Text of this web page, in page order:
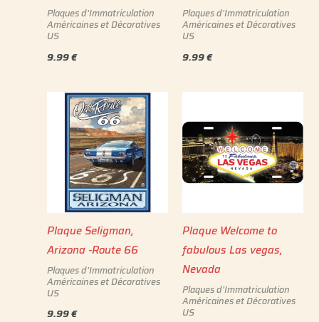
Plaques d'Immatriculation
Américaines et Décoratives
US
9.99€
Plaques d'Immatriculation
Américaines et Décoratives
US
9.99€
Plaque Seligman,
Arizona -Route 66
Plaques d'Immatriculation
Américaines et Décoratives
US
9.99€
Plaque Welcome to
fabulous Las vegas,
Nevada
Plaques d'Immatriculation
Américaines et Décoratives
US